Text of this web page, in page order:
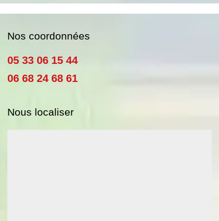
Nos coordonnées
05 33 06 15 44
06 68 24 68 61
Nous localiser